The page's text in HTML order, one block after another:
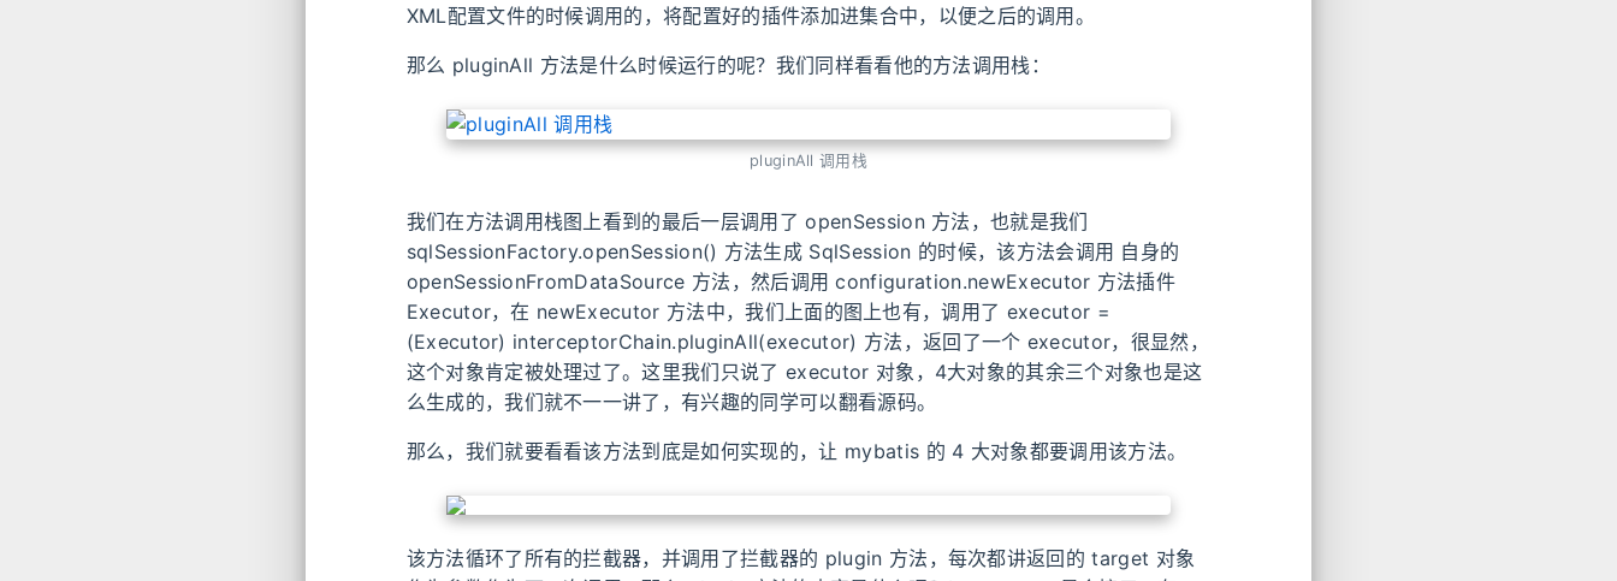
XML配置文件的时候调用的，将配置好的插件添加进集合中，以便之后的调用。
那么 pluginAll 方法是什么时候运行的呢？我们同样看看他的方法调用栈：
pluginAll 调用栈
我们在方法调用栈图上看到的最后一层调用了 openSession 方法，也就是我们
sqlSessionFactory.openSession() 方法生成 SqlSession 的时候，该方法会调用 自身的
openSessionFromDataSource 方法，然后调用 configuration.newExecutor 方法插件
Executor，在 newExecutor 方法中，我们上面的图上也有，调用了 executor =
(Executor) interceptorChain.pluginAll(executor) 方法，返回了一个 executor，很显然，
这个对象肯定被处理过了。这里我们只说了 executor 对象，4大对象的其余三个对象也是这
么生成的，我们就不一一讲了，有兴趣的同学可以翻看源码。
那么，我们就要看看该方法到底是如何实现的，让 mybatis 的 4 大对象都要调用该方法。
该方法循环了所有的拦截器，并调用了拦截器的 plugin 方法，每次都讲返回的 target 对象